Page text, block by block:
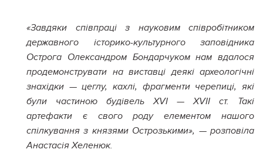
«Завдяки співпраці з науковим співробітником
державного історико-культурного заповідника
Острога Олександром Бондарчуком нам вдалося
продемонструвати на виставці деякі археологічні
знахідки — цеглу, кахлі, фрагменти черепиці, які
були частиною будівель XVI — XVII ст. Такі
артефакти є свого роду елементом нашого
спілкування з князями Острозькими», — розповіла
Анастасія Хеленюк.